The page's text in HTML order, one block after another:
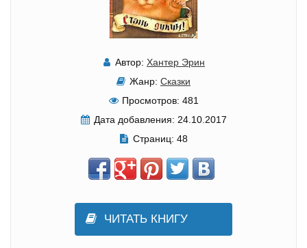
Автор: Хантер Эрин
Жанр: Сказки
Просмотров: 481
Дата добавления: 24.10.2017
Страниц: 48
ЧИТАТЬ КНИГУ